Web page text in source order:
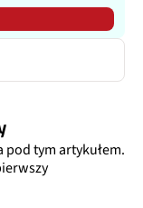
pod tym artykułem.